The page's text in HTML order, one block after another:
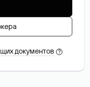
документов ?